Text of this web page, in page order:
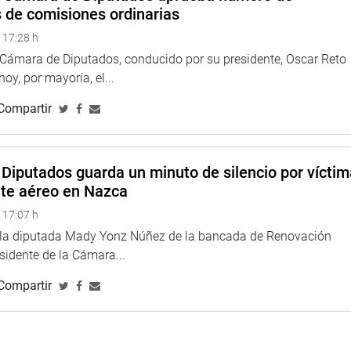
Mercante, Jarle Choqueneyra; el capitán en actividad
Vega Silva. De igual forma, asistieron los miembros del
entre otros invitados.
comisiones ordinarias
h
de Diputados, conducido por su presidente, Oscar Reto
por mayoría, el...
guarda un minuto de silencio por
aéreo en Nazca
h
diputada Mady Yonz Núñez de la bancada de Renovación
de la Cámara...